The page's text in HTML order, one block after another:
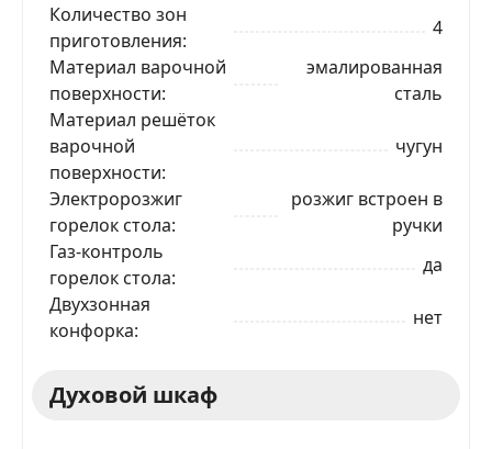
Количество зон
приготовления
4
Материал варочной
поверхности
эмалированная
сталь
Материал решёток
варочной
поверхности
чугун
Электророзжиг
горелок стола
розжиг встроен в
ручки
Газ-контроль
горелок стола
да
Двухзонная
конфорка
нет
Духовой шкаф